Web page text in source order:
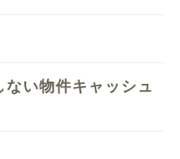
い物件キャッシュ